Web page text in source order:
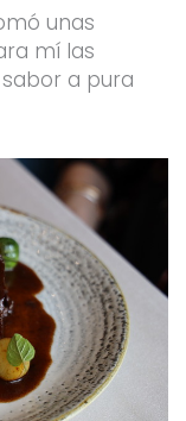
unas
mí las
a pura